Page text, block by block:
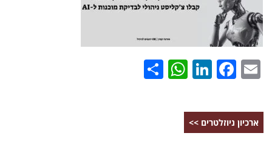
Email
Facebook
LinkedIn
WhatsApp
ארכיון ניוזלטרים >>